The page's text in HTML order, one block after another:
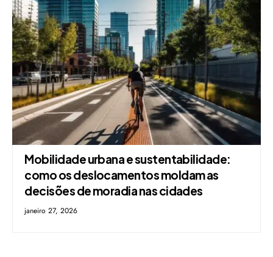
Mobilidade urbana e sustentabilidade:
como os deslocamentos moldam as
decisões de moradia nas cidades
janeiro 27, 2026